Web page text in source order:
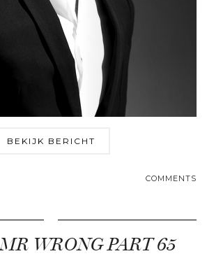
BEKIJK BERICHT
COMMENTS
WRONG PART 65